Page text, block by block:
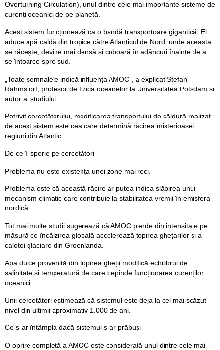
Overturning Circulation), unul dintre cele mai importante sisteme de
curenți oceanici de pe planetă.
Acest sistem funcționează ca o bandă transportoare gigantică. El
aduce apă caldă din tropice către Atlanticul de Nord, unde aceasta
se răcește, devine mai densă și coboară în adâncuri înainte de a
se întoarce spre sud.
„Toate semnalele indică influența AMOC”, a explicat Stefan
Rahmstorf, profesor de fizica oceanelor la Universitatea Potsdam și
autor al studiului.
Potrivit cercetătorului, modificarea transportului de căldură realizat
de acest sistem este cea care determină răcirea misterioasei
regiuni din Atlantic.
De ce îi sperie pe cercetători
Problema nu este existența unei zone mai reci.
Problema este că această răcire ar putea indica slăbirea unui
mecanism climatic care contribuie la stabilitatea vremii în emisfera
nordică.
Tot mai multe studii sugerează că AMOC pierde din intensitate pe
măsură ce încălzirea globală accelerează topirea ghețarilor și a
calotei glaciare din Groenlanda.
Apa dulce provenită din topirea gheții modifică echilibrul de
salinitate și temperatură de care depinde funcționarea curenților
oceanici.
Unii cercetători estimează că sistemul este deja la cel mai scăzut
nivel din ultimii aproximativ 1.000 de ani.
Ce s-ar întâmpla dacă sistemul s-ar prăbuși
O oprire completă a AMOC este considerată unul dintre cele mai